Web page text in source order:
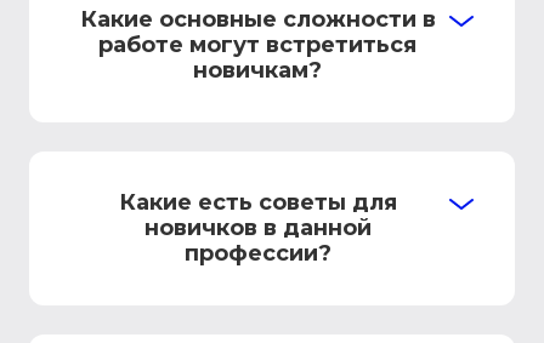
Какие основные сложности в
работе могут встретиться
новичкам?
Какие есть советы для
новичков в данной
профессии?